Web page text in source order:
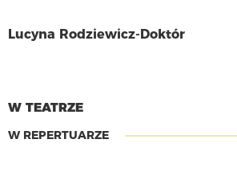
Lucyna Rodziewicz-Doktór
CZYTAJ WIĘCEJ
W TEATRZE
W REPERTUARZE